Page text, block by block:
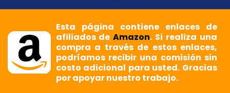
Esta página contiene enlaces de
afiliados deAmazon. Si realiza una
compra a través de estos enlaces,
podríamos recibir una comisión sin
costo adicional para usted. Gracias
por apoyar nuestro trabajo.